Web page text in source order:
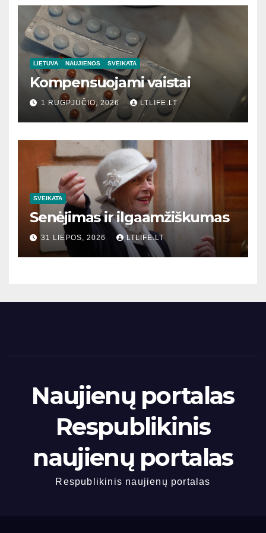
LIETUVA NAUJIENOS SVEIKATA
Kompensuojami vaistai
1 RUGPJŪČIO, 2026 LTLIFE.LT
SVEIKATA
Senėjimas ir ilgaamžiškumas
31 LIEPOS, 2026 LTLIFE.LT
Naujienų portalas
Respublikinis
naujienų portalas
Respublikinis naujienų portalas